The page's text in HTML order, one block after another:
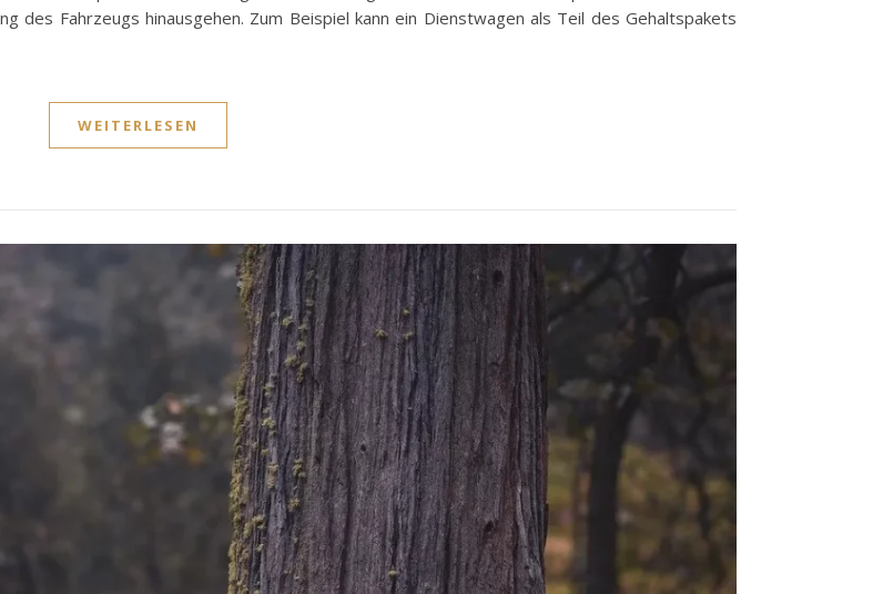
Fahrzeugs hinausgehen. Zum Beispiel kann ein Dienstwagen als Teil des Gehaltspakets
WEITERLESEN